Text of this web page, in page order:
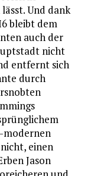
Und dank
bleibt dem
auch der
nicht
entfernt sich
durch
modernen
einen
Jason